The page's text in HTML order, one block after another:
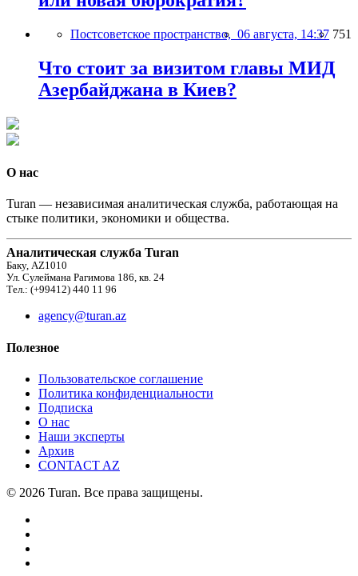
Постсоветское пространство, 06 августа, 14:37 751
Что стоит за визитом главы МИД
Азербайджана в Киев?
О нас
Turan — независимая аналитическая служба, работающая на
стыке политики, экономики и общества.
Аналитическая служба Turan
Баку, AZ1010
Ул. Сулеймана Рагимова 186, кв. 24
Тел.: (+99412) 440 11 96
agency@turan.az
Полезное
Пользовательское соглашение
Политика конфиденциальности
Подписка
О нас
Наши эксперты
Архив
CONTACT AZ
© 2026 Turan. Все права защищены.